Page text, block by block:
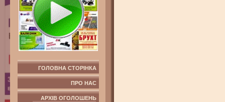
ГОЛОВНА СТОРІНКА
ПРО НАС
АРХІВ ОГОЛОШЕНЬ